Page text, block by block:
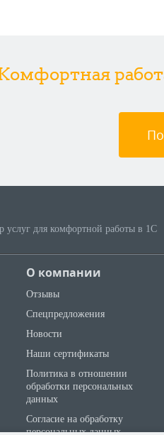
для комфортной работы в 1С
О компании
Отзывы
Спецпредложения
Новости
Наши сертификаты
Политика в отношении
обработки персональных
данных
Согласие на обработку
персональных данных